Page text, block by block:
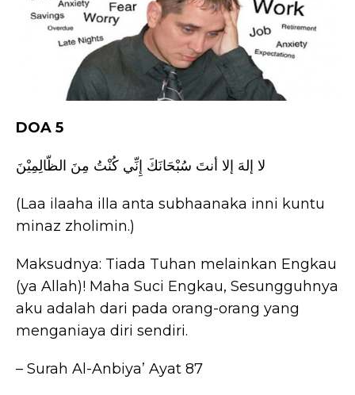
DOA 5
لا إلهَ إلا أنتَ سُبْحَانَكَ إِنِّي كُنْتُ مِنَ الظّالِمِيْنَ
(Laa ilaaha illa anta subhaanaka inni kuntu
minaz zholimin.)
Maksudnya: Tiada Tuhan melainkan Engkau
(ya Allah)! Maha Suci Engkau, Sesungguhnya
aku adalah dari pada orang-orang yang
menganiaya diri sendiri.
– Surah Al-Anbiya’ Ayat 87